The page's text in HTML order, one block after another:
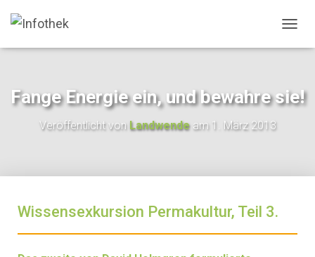
A
A
A
Fange Energie ein, und bewahre sie!
Veröffentlicht von Landwendeam 1. März 2013
Wissensexkursion Permakultur, Teil 3.